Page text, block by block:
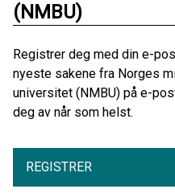
(NMBU)
Registrer deg med din e-
nyeste sakene fra Norges
universitet (NMBU) på e-
deg av når som helst.
REGISTRER